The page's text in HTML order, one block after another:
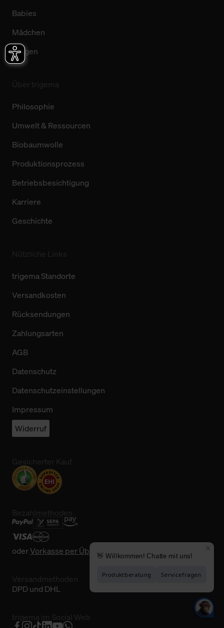
Babies
Mädchen
Jungen
Philosophie
Umwelt & Ressourcen
Biobaumwolle
Produktionsprozess
Betriebsbesichtigung
Karriere
Geschichte
trigema Standorte
Versandkosten
Rücksendungen
Zahlungsarten
AGB
Datenschutz
Datenschutzeinstellungen
Impressum
Widerruf
oderVorkasse per Überweisung
DPD und DHL